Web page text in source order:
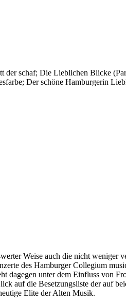
der schaf; Die Lieblichen Blicke
Der schöne Hamburgerin
Weise auch die nicht weniger
des Hamburger Collegium
dagegen unter dem Einfluss von
auf die Besetzungsliste der auf
Elite der Alten Musik.